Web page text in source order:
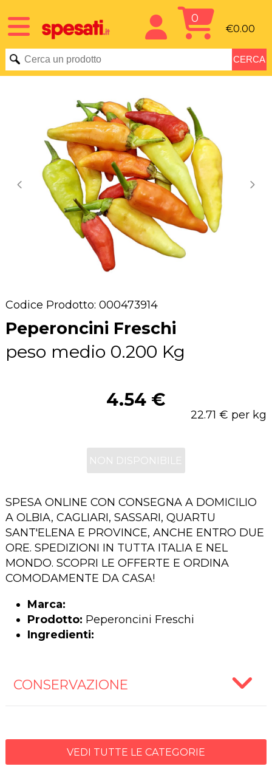
0
€0.00
Codice Prodotto: 000473914
Peperoncini Freschi
peso medio 0.200 Kg
4.54 €
22.71 € per kg
NON DISPONIBILE
SPESA ONLINE CON CONSEGNA A DOMICILIO
A OLBIA, CAGLIARI, SASSARI, QUARTU
SANT'ELENA E PROVINCE, ANCHE ENTRO DUE
ORE. SPEDIZIONI IN TUTTA ITALIA E NEL
MONDO. SCOPRI LE OFFERTE E ORDINA
COMODAMENTE DA CASA!
Marca:
Prodotto: Peperoncini Freschi
Ingredienti:
CONSERVAZIONE
VEDI TUTTE LE CATEGORIE